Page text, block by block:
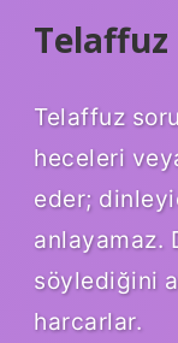
Telaffuz
Telaffuz
heceleri
eder;
anlayamaz.
söylediğini
harcarlar.